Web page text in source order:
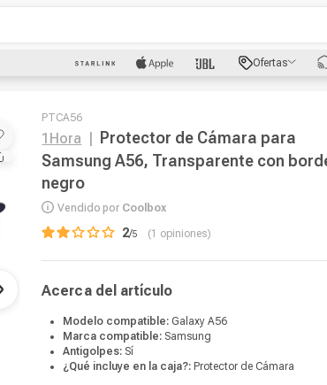
Ofertas
PTCA56
1Hora
Protector de Cámara para
Samsung A56, Transparente con
negro
Vendido por Coolbox
2/ 1 opiniones
Acerca del artículo
Modelo compatible:Galaxy A56
Marca compatible: Samsung
Antigolpes: Sí
¿Qué incluye en la caja?: Protector de Cámara